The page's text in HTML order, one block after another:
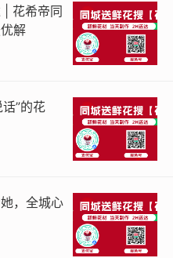
到配送，全程在线完成，
情感、点亮生活的使者。
之人之间美好的记忆片
的心意。
| 花希帝同
解
”的花
，全城心